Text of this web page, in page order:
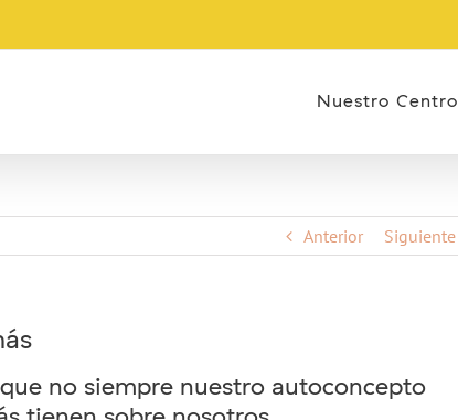
Nuestro Centro
Anterior Siguiente
no siempre nuestro autoconcepto